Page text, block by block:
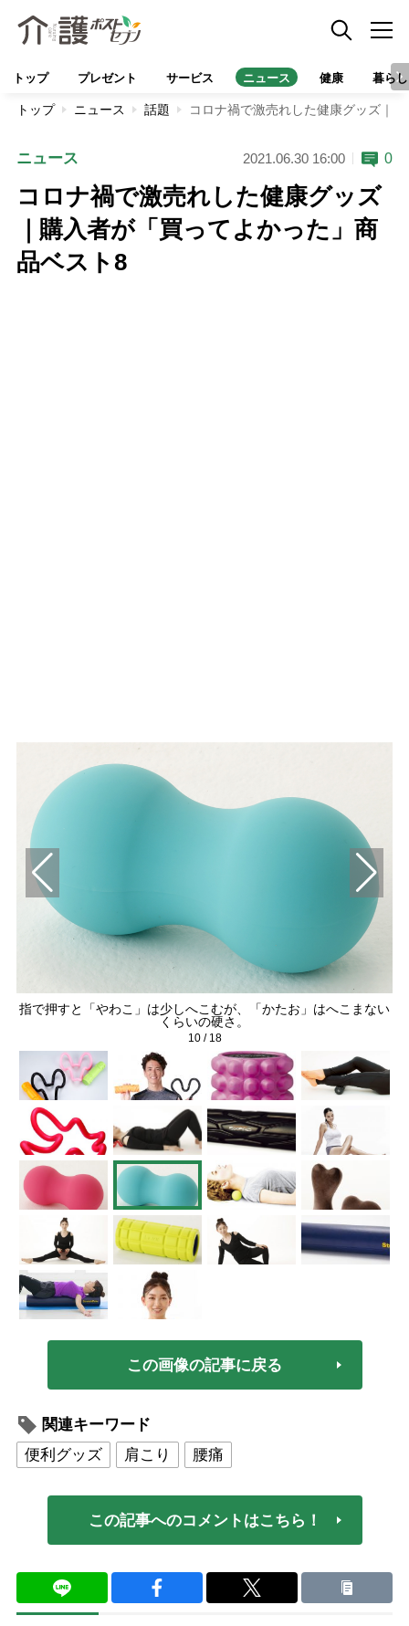
トップ プレゼント サービス ニュース 健康 暮らし
トップ ニュース 話題 コロナ禍で激売れした健康グッズ｜
ニュース 2021.06.30 16:00 0
コロナ禍で激売れした健康グッズ
｜購入者が「買ってよかった」商
品ベスト8
指で押すと「やわこ」は少しへこむが、「かたお」はへこまない
くらいの硬さ。
10/ 18
この画像の記事に戻る
関連キーワード
便利グッズ
肩こり 腰痛
この記事へのコメントはこちら！